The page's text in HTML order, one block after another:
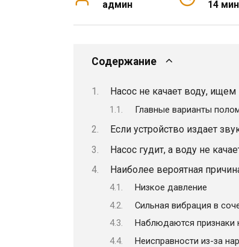
админ 14
Содержание
Насос не качает воду,
Главные варианты
Если устройство издает
Насос гудит, а воду не
Наиболее вероятная
Низкое давление
Сильная вибрация в
Наблюдаются признаки
Неисправности из-за